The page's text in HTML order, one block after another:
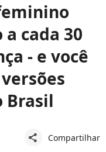
cada 30
- e você
Brasil
share Compartilhar